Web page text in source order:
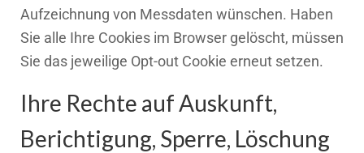
Aufzeichnung von Messdaten wünschen. Haben
Sie alle Ihre Cookies im Browser gelöscht, müssen
Sie das jeweilige Opt-out Cookie erneut setzen.
Ihre Rechte auf Auskunft,
Berichtigung, Sperre, Löschung